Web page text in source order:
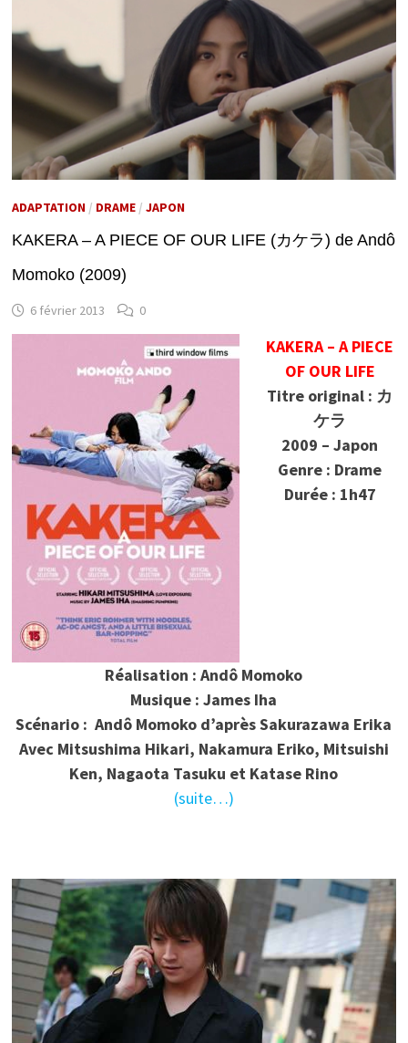
ADAPTATION/ DRAME/ JAPON
KAKERA – A PIECE OF OUR LIFE (カケラ) de Andô
Momoko (2009)
6 février 2013 0
KAKERA – A PIECE
OF OUR LIFE
Titre original : カ
ケラ
2009 – Japon
Genre : Drame
Durée : 1h47
Réalisation : Andô Momoko
Musique : James Iha
Scénario : Andô Momoko d’après Sakurazawa Erika
Avec Mitsushima Hikari, Nakamura Eriko, Mitsuishi
Ken, Nagaota Tasuku et Katase Rino
(suite…)